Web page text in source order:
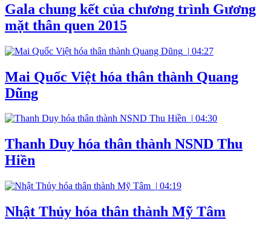
Gala chung kết của chương trình Gương
mặt thân quen 2015
| 04:27
Mai Quốc Việt hóa thân thành Quang
Dũng
| 04:30
Thanh Duy hóa thân thành NSND Thu
Hiền
| 04:19
Nhật Thủy hóa thân thành Mỹ Tâm